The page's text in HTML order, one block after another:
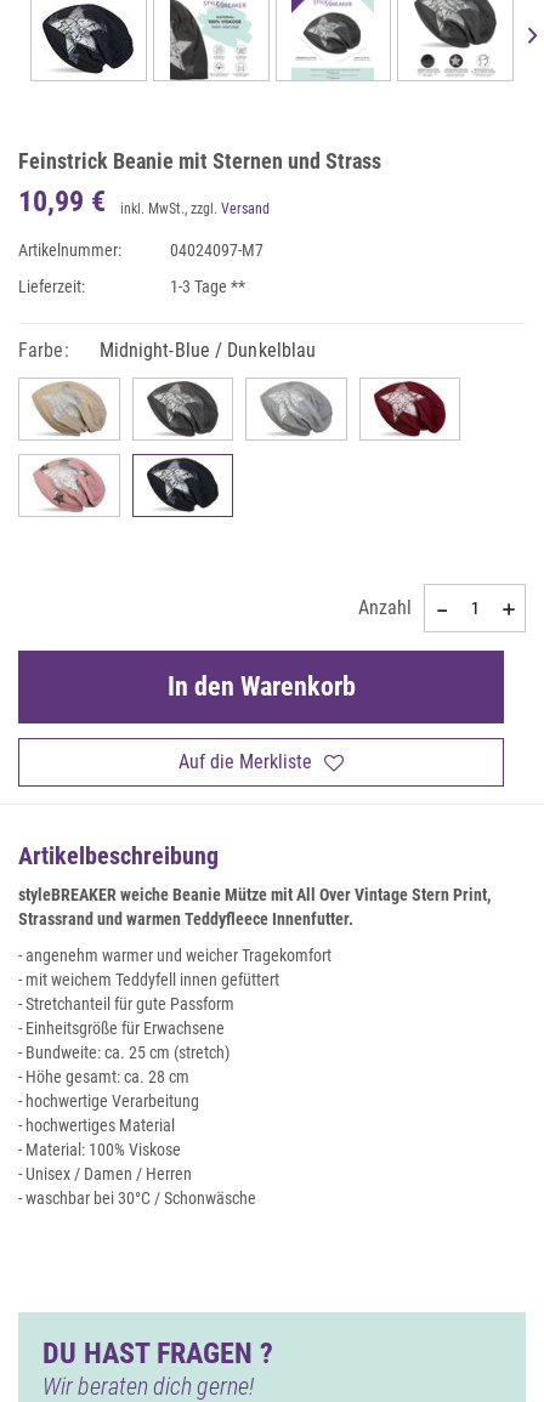
Feinstrick Beanie mit Sternen und Strass
10,99 € inkl. MwSt., zzgl. Versand
Artikelnummer:
04024097-M7
Lieferzeit:
1-3 Tage **
Farbe: Midnight-Blue / Dunkelblau
Anzahl
Auf die Merkliste
In den Warenkorb
Artikelbeschreibung
styleBREAKER weiche Beanie Mütze mit All Over Vintage Stern Print,
Strassrand und warmen Teddyfleece Innenfutter.
- angenehm warmer und weicher Tragekomfort
- mit weichem Teddyfell innen gefüttert
- Stretchanteil für gute Passform
- Einheitsgröße für Erwachsene
- Bundweite: ca. 25 cm (stretch)
- Höhe gesamt: ca. 28 cm
- hochwertige Verarbeitung
- hochwertiges Material
- Material: 100% Viskose
- Unisex / Damen / Herren
- waschbar bei 30°C / Schonwäsche
DU HAST FRAGEN ?
Wir beraten dich gerne!